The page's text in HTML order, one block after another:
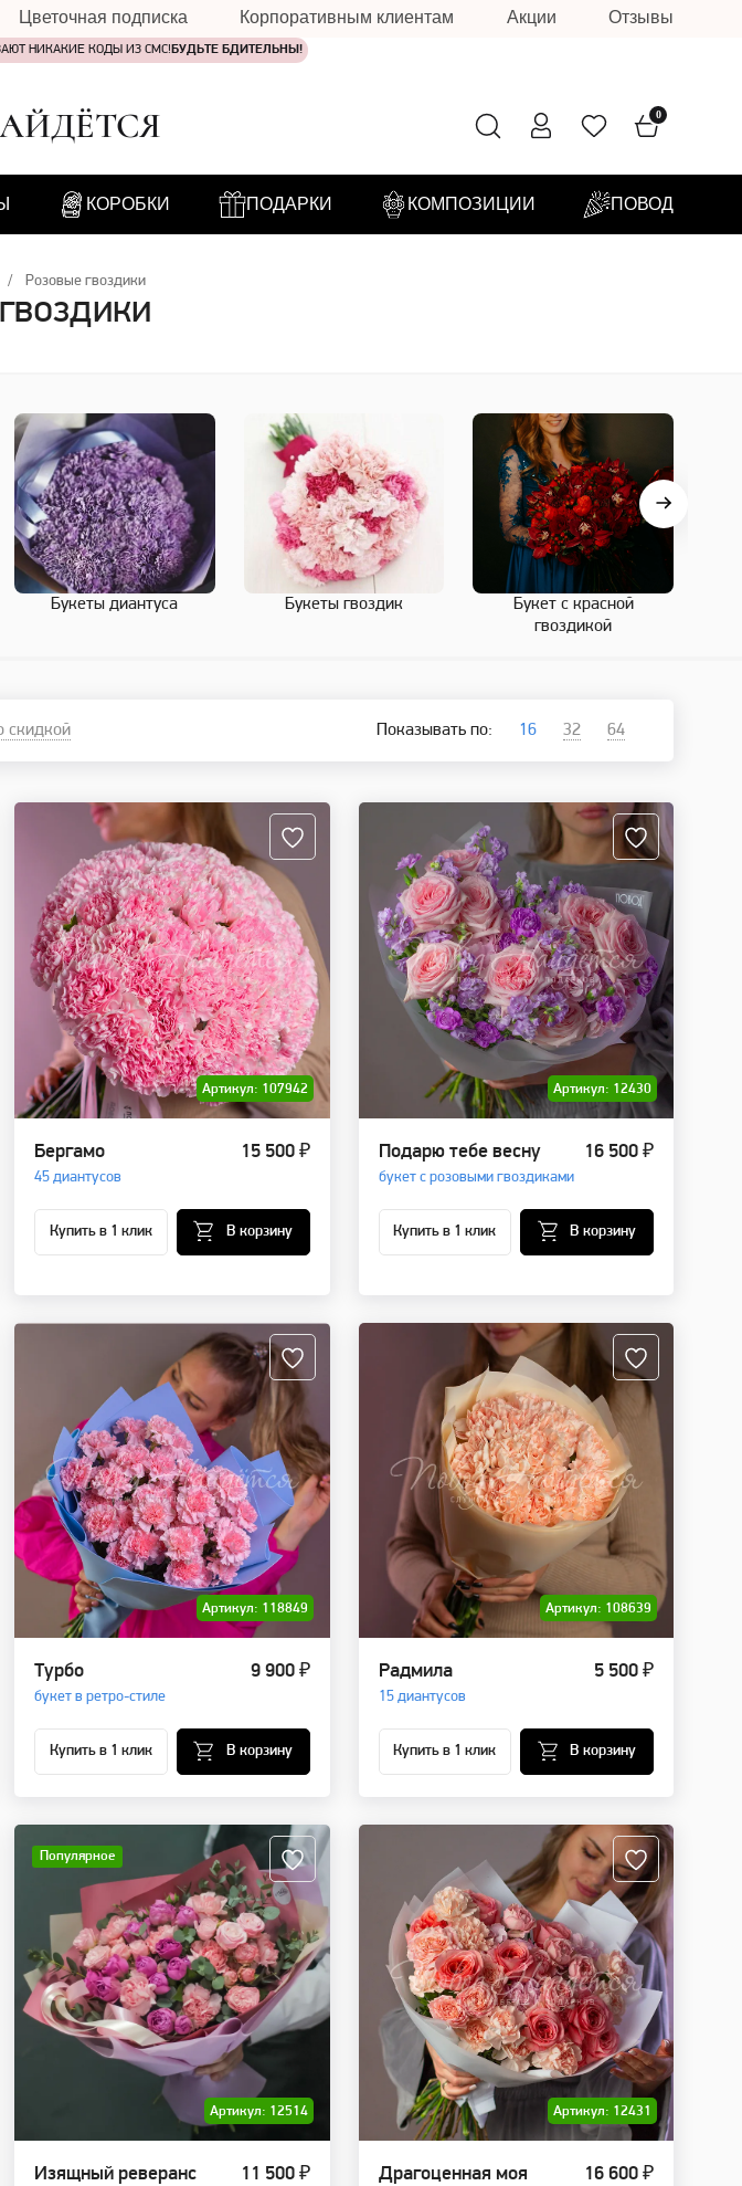
Цветочная подписка Корпоративным клиентам Акции Отзывы
НИКАКИЕ КОДЫ ИЗ СМС! БУДЬТЕ БДИТЕЛЬНЫ!
0
КОРОБКИ ПОДАРКИ КОМПОЗИЦИИ ПОВОД
Розовые гвоздики
Букеты диантуса Букеты гвоздик
Букет с красной
гвоздикой
скидкой Показывать по: 16 32 64
Артикул: 107942
Бергамо
45 диантусов
15 500 ₽
Купить в 1 клик В корзину
Артикул: 12430
Подарю тебе весну
букет с розовыми гвоздиками
16 500 ₽
Купить в 1 клик В корзину
Артикул: 118849
Турбо
букет в ретро-стиле
9 900 ₽
Купить в 1 клик В корзину
Артикул: 108639
Радмила
15 диантусов
5 500 ₽
Купить в 1 клик В корзину
Популярное
Артикул: 12514
Изящный реверанс 11 500 ₽
Артикул: 12431
Драгоценная моя 16 600 ₽